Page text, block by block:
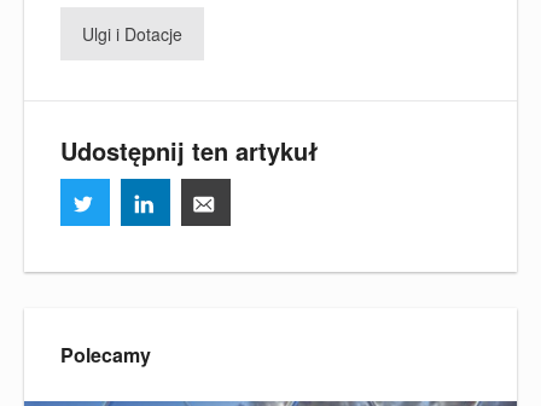
Ulgi i Dotacje
Udostępnij ten artykuł
Polecamy